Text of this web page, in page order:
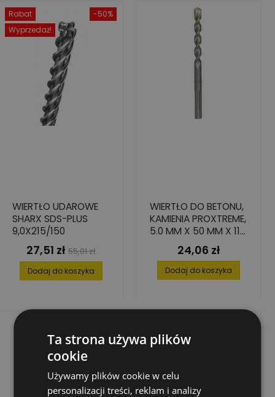
-50%
Rabat
Wyprzedaż!
WIERTŁO UDAROWE
SHARX SDS-PLUS
9,0X215/150
Cena
27,51 zł Cena
podstawowa
55,01 zł
Dodaj do koszyka
WIERTŁO DO BETONU,
KAMIENIA PROXTREME,
5.0 MM X 50 MM X 115
Cena
24,06 zł
Dodaj do koszyka
Ta strona używa plików
cookie
Używamy plików cookie w celu
personalizacji treści, reklam i analizy